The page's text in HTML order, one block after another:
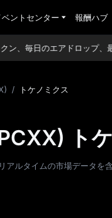
ベントセンター 報酬ハブ
毎日のエアドロップ、最
/ トケノミクス
ト
ルタイムの市場データを